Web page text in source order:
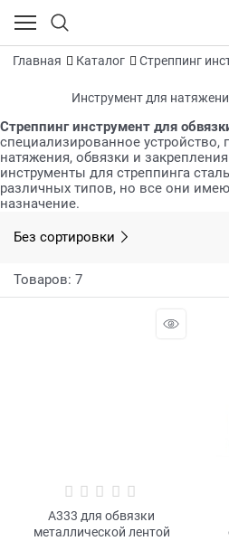
Главная Каталог Стреппинг
Инструмент для
Стреппинг инструмент для
специализированное устройство,
натяжения, обвязки и
инструменты для стреппинга
различных типов, но все они
назначение.
Без сортировки
Товаров: 7
А333 для обвязки
металлической лентой